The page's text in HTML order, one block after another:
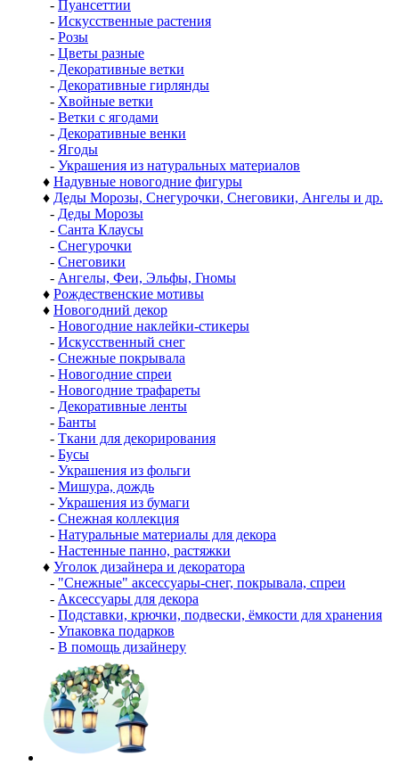
- Пуансеттии
- Искусственные растения
- Розы
- Цветы разные
- Декоративные ветки
- Декоративные гирлянды
- Хвойные ветки
- Ветки с ягодами
- Декоративные венки
- Ягоды
- Украшения из натуральных материалов
♦ Надувные новогодние фигуры
♦ Деды Морозы, Снегурочки, Снеговики, Ангелы и др.
- Деды Морозы
- Санта Клаусы
- Снегурочки
- Снеговики
- Ангелы, Феи, Эльфы, Гномы
♦ Рождественские мотивы
♦ Новогодний декор
- Новогодние наклейки-стикеры
- Искусственный снег
- Снежные покрывала
- Новогодние спреи
- Новогодние трафареты
- Декоративные ленты
- Банты
- Ткани для декорирования
- Бусы
- Украшения из фольги
- Мишура, дождь
- Украшения из бумаги
- Снежная коллекция
- Натуральные материалы для декора
- Настенные панно, растяжки
♦ Уголок дизайнера и декоратора
- "Снежные" аксессуары-снег, покрывала, спреи
- Аксессуары для декора
- Подставки, крючки, подвески, ёмкости для хранения
- Упаковка подарков
- В помощь дизайнеру